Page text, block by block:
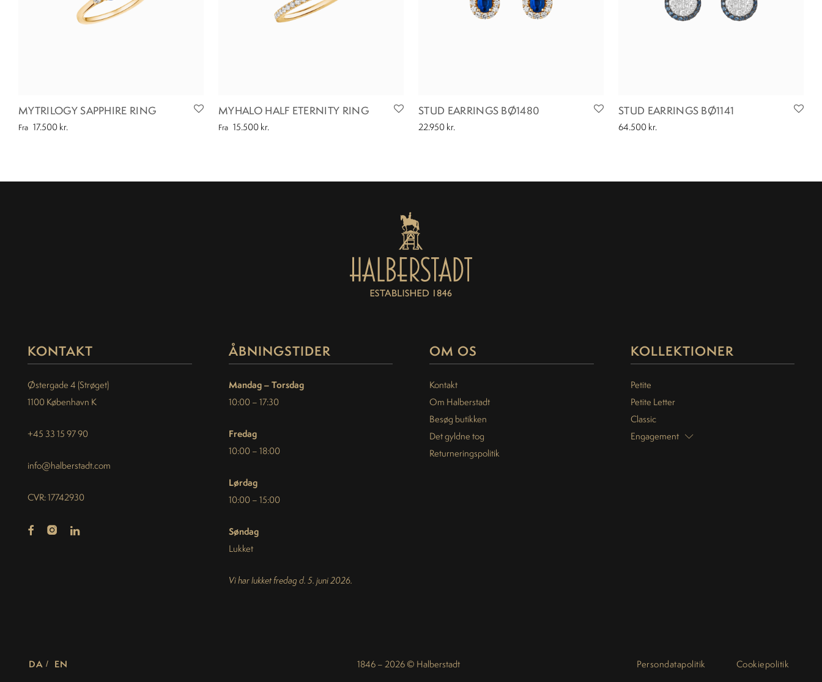
MYTRILOGY SAPPHIRE RING
Fra 17.500 kr.
MYHALO HALF ETERNITY RING
Fra 15.500 kr.
STUD EARRINGS BØ1480
22.950 kr.
STUD EARRINGS BØ1141
64.500 kr.
KONTAKT
Østergade 4 (Strøget)
1100 København K
+45 33 15 97 90
info@halberstadt.com
CVR: 17742930
ÅBNINGSTIDER
Mandag – Torsdag
10:00 – 17:30
Fredag
10:00 – 18:00
Lørdag
10:00 – 15:00
Søndag
Lukket
Vi har lukket fredag d. 5. juni 2026.
OM OS
Kontakt
Om Halberstadt
Besøg butikken
Det gyldne tog
Returneringspolitik
KOLLEKTIONER
Petite
Petite Letter
Classic
Engagement
DA EN 1846 – 2026 © Halberstadt Persondatapolitik Cookiepolitik